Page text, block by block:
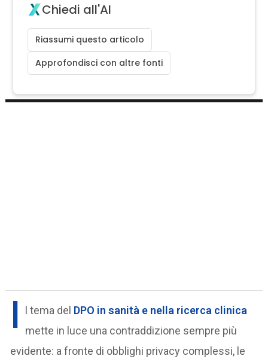
Chiedi all'AI
Riassumi questo articolo
Approfondisci con altre fonti
I l tema del DPO in sanità e nella ricerca clinica
mette in luce una contraddizione sempre più
evidente: a fronte di obblighi privacy complessi, le